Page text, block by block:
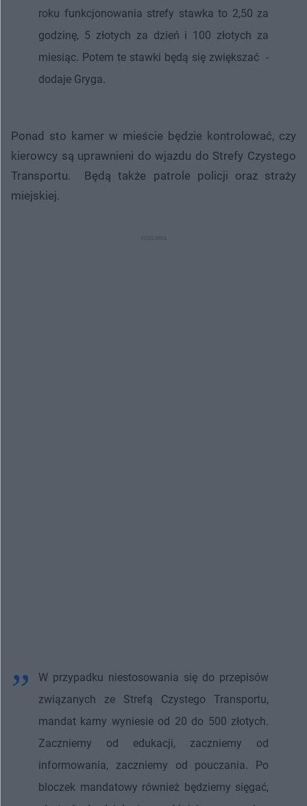
roku funkcjonowania strefy stawka to 2,50 za
godzinę, 5 złotych za dzień i 100 złotych za
miesiąc. Potem te stawki będą się zwiększać -
dodaje Gryga.
Ponad sto kamer w mieście będzie kontrolować, czy
kierowcy są uprawnieni do wjazdu do Strefy Czystego
Transportu. Będą także patrole policji oraz straży
miejskiej.
W przypadku niestosowania się do przepisów
związanych ze Strefą Czystego Transportu,
mandat karny wyniesie od 20 do 500 złotych.
Zaczniemy od edukacji, zaczniemy od
informowania, zaczniemy od pouczania. Po
bloczek mandatowy również będziemy sięgać,